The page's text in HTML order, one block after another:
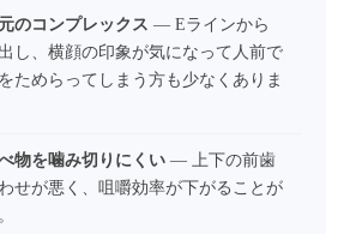
のコンプレックス — Eラインから
し、横顔の印象が気になって人前で
ためらってしまう方も少なくありま
物を噛み切りにくい — 上下の前歯
せが悪く、咀嚼効率が下がることが